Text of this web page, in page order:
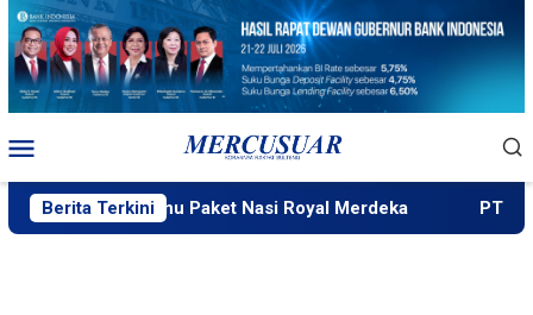
Loncat
konten
Mobile
Berita Terkini
Menu Paket Nasi Royal Merdeka PT IMIP